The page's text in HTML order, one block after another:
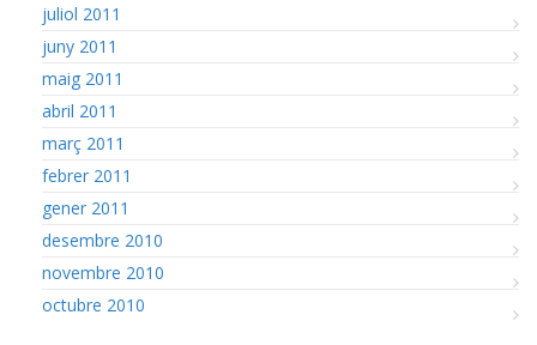
juliol 2011
juny 2011
maig 2011
abril 2011
març 2011
febrer 2011
gener 2011
desembre 2010
novembre 2010
octubre 2010